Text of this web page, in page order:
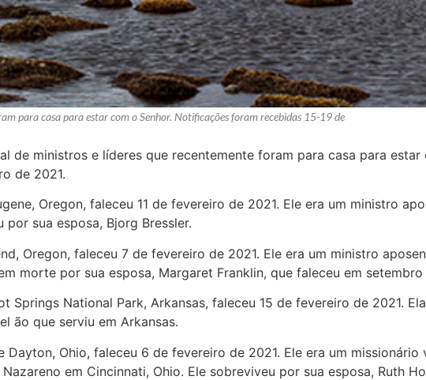
para casa para estar com o Senhor. Notificações foram recebidas 15-19 de
de ministros e líderes que recentemente foram para casa para
de 2021.
Oregon, faleceu 11 de fevereiro de 2021. Ele era um ministro
por sua esposa, Bjorg Bressler.
Oregon, faleceu 7 de fevereiro de 2021. Ele era um ministro
morte por sua esposa, Margaret Franklin, que faleceu em
Springs National Park, Arkansas, faleceu 15 de fevereiro de 2021.
ão que serviu em Arkansas.
Dayton, Ohio, faleceu 6 de fevereiro de 2021. Ele era um
em Cincinnati, Ohio. Ele sobreviveu por sua esposa, Ruth